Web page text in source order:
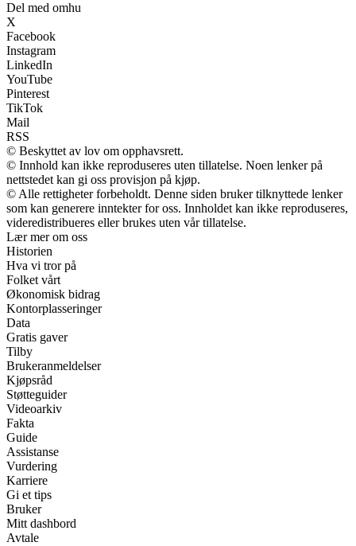
Del med omhu
X
Facebook
Instagram
LinkedIn
YouTube
Pinterest
TikTok
Mail
RSS
© Beskyttet av lov om opphavsrett.
© Innhold kan ikke reproduseres uten tillatelse. Noen lenker på
nettstedet kan gi oss provisjon på kjøp.
© Alle rettigheter forbeholdt. Denne siden bruker tilknyttede lenker
som kan generere inntekter for oss. Innholdet kan ikke reproduseres,
videredistribueres eller brukes uten vår tillatelse.
Lær mer om oss
Historien
Hva vi tror på
Folket vårt
Økonomisk bidrag
Kontorplasseringer
Data
Gratis gaver
Tilby
Brukeranmeldelser
Kjøpsråd
Støtteguider
Videoarkiv
Fakta
Guide
Assistanse
Vurdering
Karriere
Gi et tips
Bruker
Mitt dashbord
Avtale